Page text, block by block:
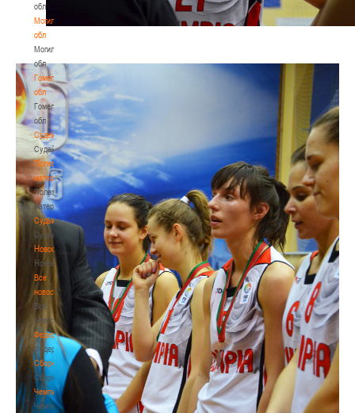
обл
Могилевская
обл
Могилевская
обл
Гомельская
обл
Гомельская
обл
Судейство
Судейство
Полезные
материалы
Полезные
материалы
Судьи
Судьи
Новости
Новости
Все
новости
Все
новости
Федерация
Федерация
Сборные
Сборные
Чемпионат
Чемпионат